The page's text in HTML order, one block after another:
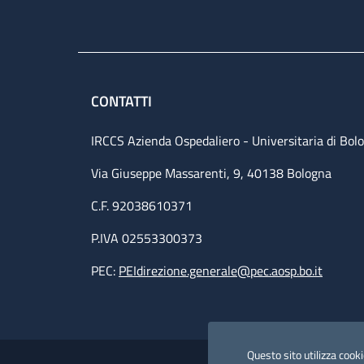
Questo sito utilizza
CONTATTI
IRCCS Azienda Ospedaliero - Universitaria di
Via Giuseppe Massarenti, 9, 40138 Bologna
C.F. 92038610371
P.IVA 02553300373
PEC: PEIdirezione.generale@pec.aosp.bo.it
Useful links section